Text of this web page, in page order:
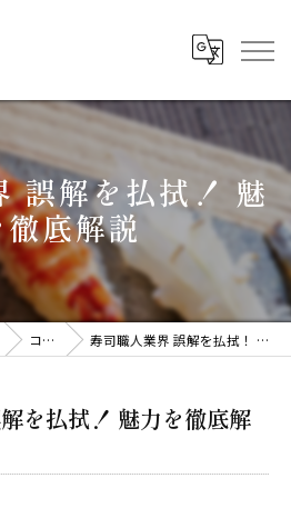
誤解を払拭！ 魅
底解説
コラム 寿司職人業界 誤解を払拭！ 魅力を徹底解説
を払拭！ 魅力を徹底解